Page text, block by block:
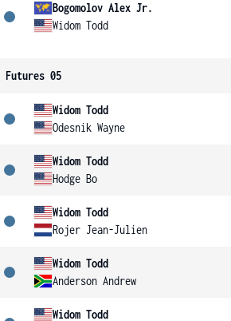
Bogomolov Alex Jr.
Widom Todd
Futures 05
Widom Todd
Odesnik Wayne
Widom Todd
Hodge Bo
Widom Todd
Rojer Jean-Julien
Widom Todd
Anderson Andrew
Widom Todd